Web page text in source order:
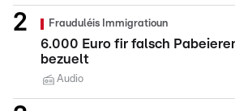
Frauduléis Immigratioun
6.000 Euro fir falsch
bezuelt
Audio